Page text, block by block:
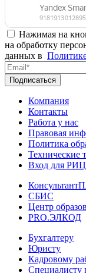
Нажимая на
на обработку
данных в
Подписаться
Компания
Контакты
Работа у нас
Правовая
Политика
Технические
Вход для РИЦ
СБИС
Центр
PRO.ЭЛКОД
Бухгалтеру
Юристу
Кадровому
Специалисту